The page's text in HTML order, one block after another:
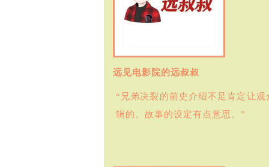
远见电影院的远叔叔
“兄弟决裂的前史介绍不足肯定让
辑的。故事的设定有点意思。”